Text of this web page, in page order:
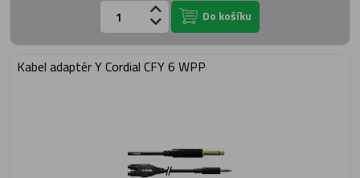
Do košíku
Kabel adaptér Y Cordial CFY 6 WPP